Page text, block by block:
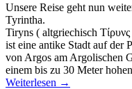
Unsere Reise geht nun
Tyrintha.
Tiryns ( altgriechisch
ist eine antike Stadt auf der
von Argos am Argolischen
einem bis zu 30 Meter
Weiterlesen →